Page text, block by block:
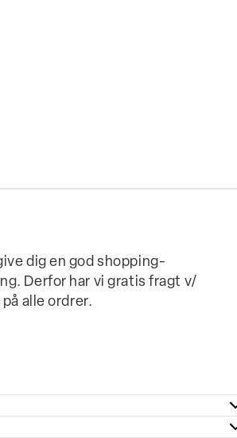
dig en god shopping-
Derfor har vi gratis fragt v/
alle ordrer.